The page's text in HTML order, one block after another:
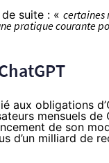
suite : « certaines
pratique courante
aux obligations
mensuels de
de son
d’un milliard de